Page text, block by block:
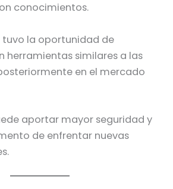
conocimientos.
tuvo la oportunidad de
herramientas similares a las
en el mercado
aportar mayor seguridad y
de enfrentar nuevas